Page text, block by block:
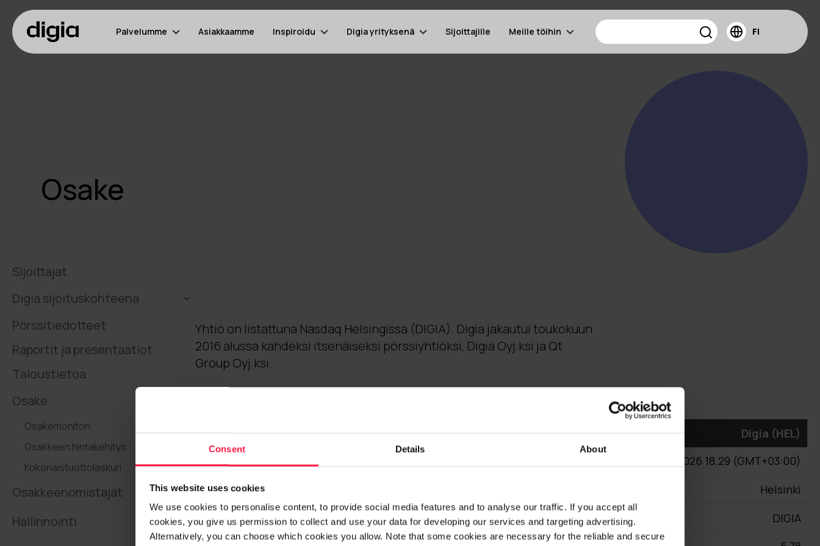
Consent Details About
This website uses cookies
We use cookies to personalise content, to provide social media features and to analyse our traffic. If you accept all
cookies, you give us permission to collect and use your data for developing our services and targeting advertising.
Alternatively, you can choose which cookies you allow. Note that some cookies are necessary for the reliable and secure
Palvelumme Asiakkaamme Inspiroidu Digia yrityksenä Sijoittajille Meille töihin FI
Osake
Sijoittajat
Digia sijoituskohteena
Pörssitiedotteet
Raportit ja presentaatiot
Taloustietoa
Osake
Osakemonitori
Osakkeen hintakehitys
Kokonaistuottolaskuri
Osakkeenomistajat
Hallinnointi
Yhtiö on listattuna Nasdaq Helsingissä (DIGIA). Digia jakautui toukokuun
2016 alussa kahdeksi itsenäiseksi pörssiyhtiöksi, Digia Oyj:ksi ja Qt
Group Oyj:ksi.